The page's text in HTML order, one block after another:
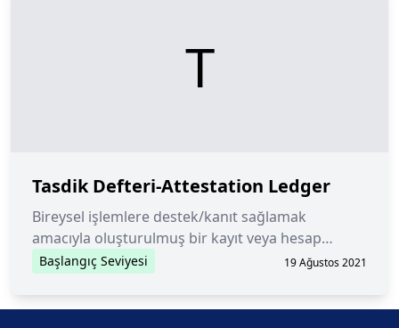
T
Tasdik Defteri-Attestation Ledger
Bireysel işlemlere destek/kanıt sağlamak
amacıyla oluşturulmuş bir kayıt veya hesap
defteri.
Başlangıç Seviyesi 19 Ağustos 2021